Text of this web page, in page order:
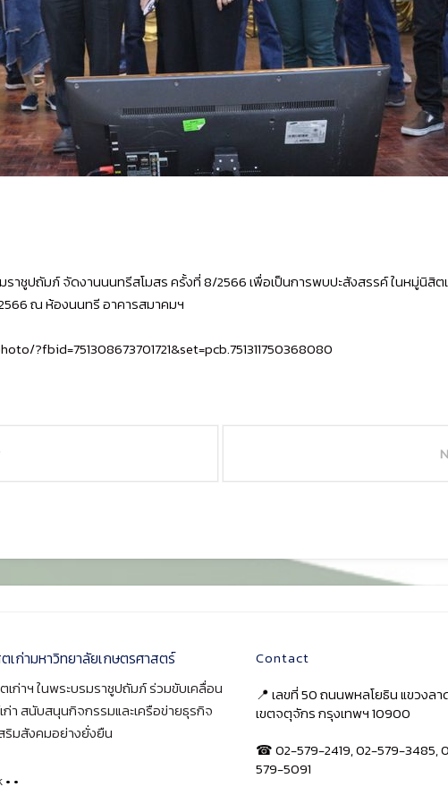
าชูปถัมภ์ จัดงานนนทรีสโมสร ครั้งที่ 8/2566 เพื่อเป็นการพบปะสังสรรค์ ในหมู่นิสิ
2566 ณ ห้องนนทรี อาคารสมาคมฯ
?fbid=751308673701721&set=pcb.751311750368080
เก่ามหาวิทยาลัยเกษตรศาสตร์
ก่าฯ ในพระบรมราชูปถัมภ์ ร่วมขับเคลื่อน
า สนับสนุนกิจกรรมและเครือข่ายธุรกิจ
ริมสังคมอย่างยั่งยืน
• •
Contact
📍 เลขที่ 50 ถนนพหลโยธิน แขวงลา
เขตจตุจักร กรุงเทพฯ 10900
☎ 02-579-2419, 02-579-3485,
579-5091